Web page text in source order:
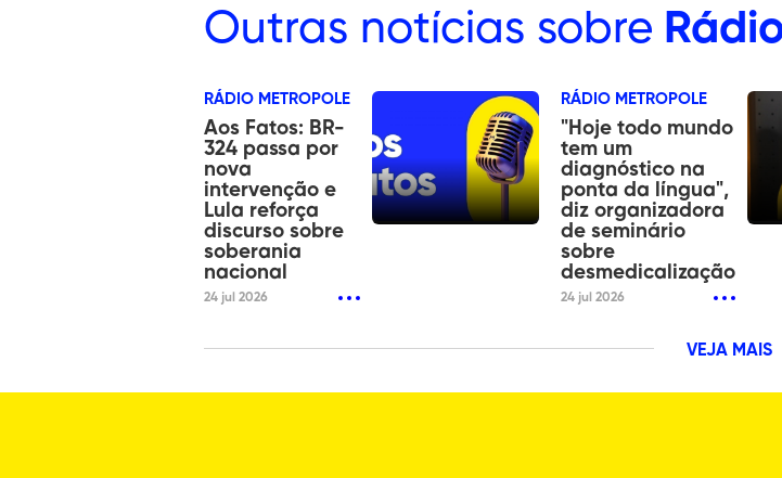
Outras notícias sobre
RÁDIO METROPOLE
Aos Fatos: BR-
324 passa por
nova
intervenção e
Lula reforça
discurso sobre
soberania
nacional
24 jul 2026
RÁDIO METROPOLE
"Hoje todo mundo
tem um
diagnóstico na
ponta da língua",
diz organizadora
de seminário
sobre
desmedicalização
24 jul 2026
VEJA MAIS